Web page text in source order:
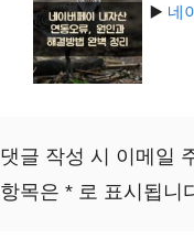
▶️ 네
댓글 작성 시 이메일
항목은 * 로 표시됩니